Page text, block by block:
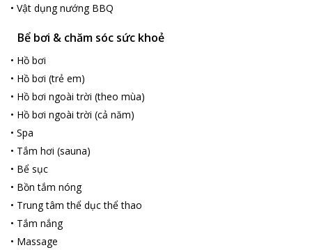
• Vật dụng nướng BBQ
Bể bơi & chăm sóc sức khoẻ
• Hồ bơi
• Hồ bơi (trẻ em)
• Hồ bơi ngoài trời (theo mùa)
• Hồ bơi ngoài trời (cả năm)
• Spa
• Tắm hơi (sauna)
• Bể sục
• Bồn tắm nóng
• Trung tâm thể dục thể thao
• Tắm nắng
• Massage